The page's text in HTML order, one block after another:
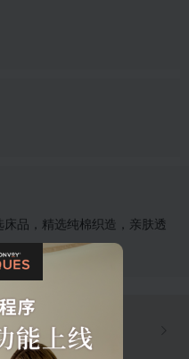
品，精选纯棉织造，亲肤透